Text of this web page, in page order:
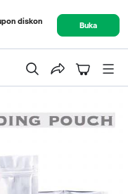
diskon
Buka